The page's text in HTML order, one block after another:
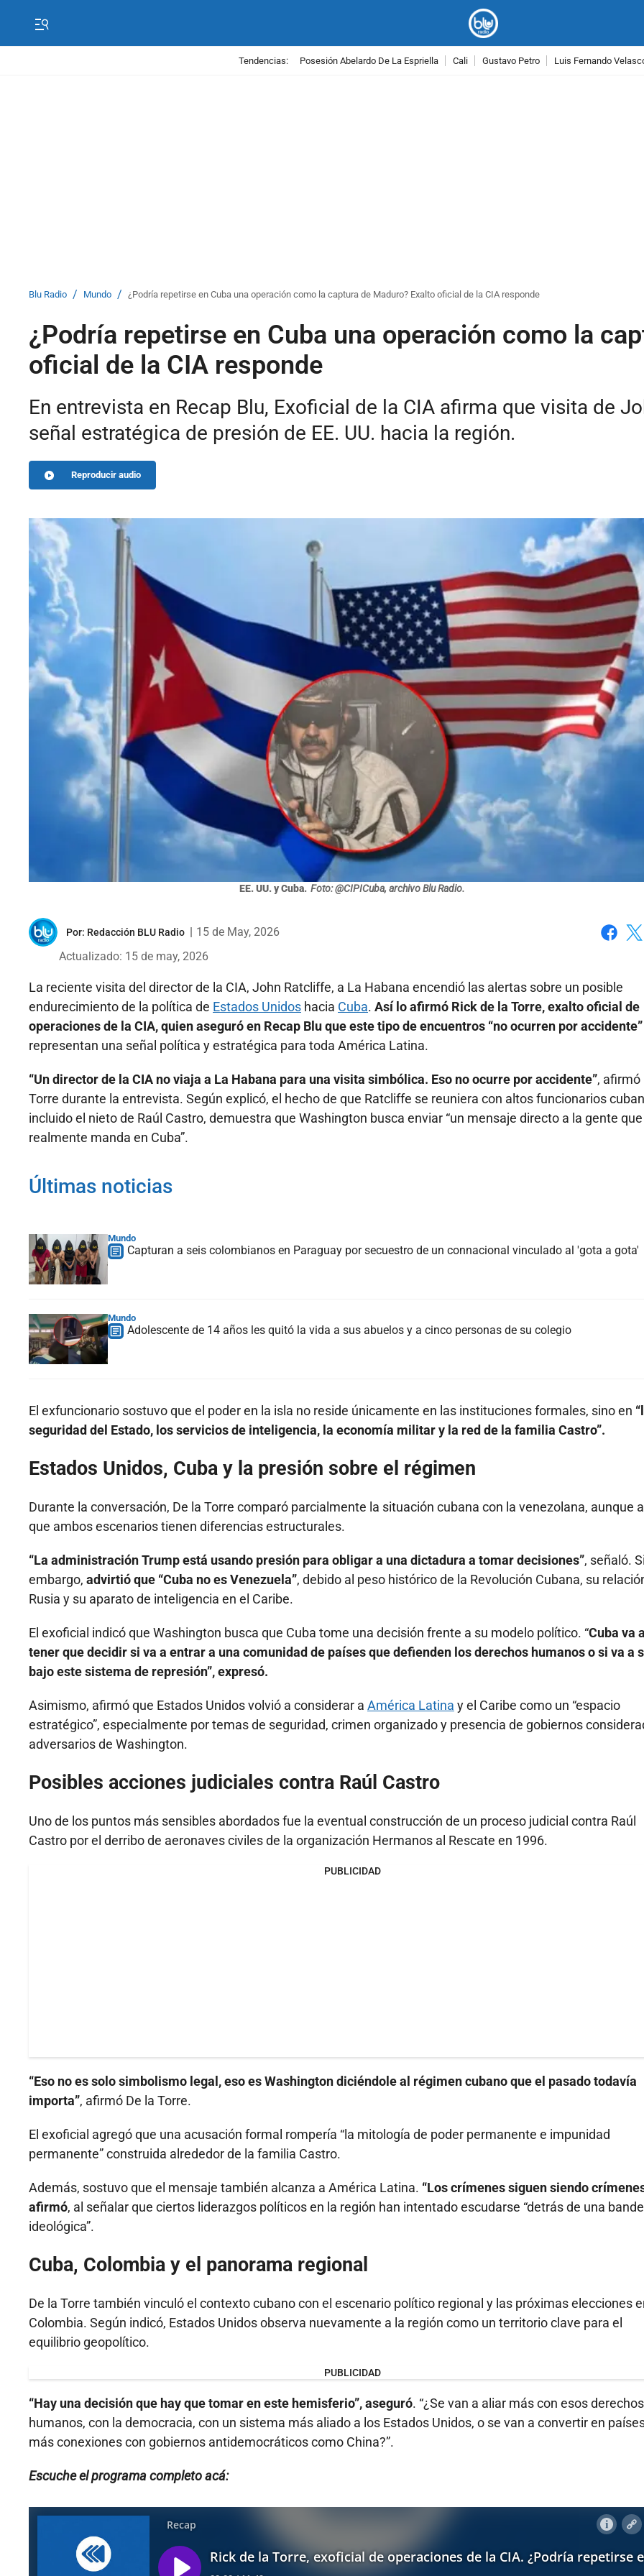
Tendencias: Posesión Abelardo De La Espriella Cali Gustavo Petro Luis Fernando
Blu Radio / Mundo / ¿Podría repetirse en Cuba una operación como la captura de Maduro? Exalto oficial de la CIA responde
¿Podría repetirse en Cuba una operación como la
oficial de la CIA responde
En entrevista en Recap Blu, Exoficial de la CIA afirma que visita de
señal estratégica de presión de EE. UU. hacia la región.
Reproducir audio
EE. UU. y Cuba. Foto: @CIPICuba, archivo Blu Radio.
Por: Redacción BLU Radio
15 de May, 2026
Actualizado: 15 de may, 2026
La reciente visita del director de la CIA, John Ratcliffe, a La Habana encendió las alertas sobre un posible
endurecimiento de la política de Estados Unidos hacia Cuba. Así lo afirmó Rick de la Torre, exalto oficial de
operaciones de la CIA, quien aseguró en Recap Blu que este tipo de encuentros “no ocurren por accidente”
representan una señal política y estratégica para toda América Latina.
“Un director de la CIA no viaja a La Habana para una visita simbólica. Eso no ocurre por accidente”, afirmó
Torre durante la entrevista. Según explicó, el hecho de que Ratcliffe se reuniera con altos funcionarios
incluido el nieto de Raúl Castro, demuestra que Washington busca enviar “un mensaje directo a la gente que
realmente manda en Cuba”.
Últimas noticias
Mundo
Capturan a seis colombianos en Paraguay por secuestro de un connacional vinculado al 'gota a gota'
Mundo
Adolescente de 14 años les quitó la vida a sus abuelos y a cinco personas de su colegio
El exfuncionario sostuvo que el poder en la isla no reside únicamente en las instituciones formales, sino en
seguridad del Estado, los servicios de inteligencia, la economía militar y la red de la familia Castro”.
Estados Unidos, Cuba y la presión sobre el régimen
Durante la conversación, De la Torre comparó parcialmente la situación cubana con la venezolana, aunque
que ambos escenarios tienen diferencias estructurales.
“La administración Trump está usando presión para obligar a una dictadura a tomar decisiones”, señaló.
embargo, advirtió que “Cuba no es Venezuela”, debido al peso histórico de la Revolución Cubana, su
Rusia y su aparato de inteligencia en el Caribe.
El exoficial indicó que Washington busca que Cuba tome una decisión frente a su modelo político. “Cuba va a
tener que decidir si va a entrar a una comunidad de países que defienden los derechos humanos o si va a
bajo este sistema de represión”, expresó.
Asimismo, afirmó que Estados Unidos volvió a considerar a América Latina y el Caribe como un “espacio
estratégico”, especialmente por temas de seguridad, crimen organizado y presencia de gobiernos
adversarios de Washington.
Posibles acciones judiciales contra Raúl Castro
Uno de los puntos más sensibles abordados fue la eventual construcción de un proceso judicial contra Raúl
Castro por el derribo de aeronaves civiles de la organización Hermanos al Rescate en 1996.
PUBLICIDAD
“Eso no es solo simbolismo legal, eso es Washington diciéndole al régimen cubano que el pasado todavía
importa”, afirmó De la Torre.
El exoficial agregó que una acusación formal rompería “la mitología de poder permanente e impunidad
permanente” construida alrededor de la familia Castro.
Además, sostuvo que el mensaje también alcanza a América Latina. “Los crímenes siguen siendo
afirmó, al señalar que ciertos liderazgos políticos en la región han intentado escudarse “detrás de una
ideológica”.
Cuba, Colombia y el panorama regional
De la Torre también vinculó el contexto cubano con el escenario político regional y las próximas elecciones
Colombia. Según indicó, Estados Unidos observa nuevamente a la región como un territorio clave para el
equilibrio geopolítico.
PUBLICIDAD
“Hay una decisión que hay que tomar en este hemisferio”, aseguró. “¿Se van a aliar más con esos derechos
humanos, con la democracia, con un sistema más aliado a los Estados Unidos, o se van a convertir en
más conexiones con gobiernos antidemocráticos como China?”.
Escuche el programa completo acá: